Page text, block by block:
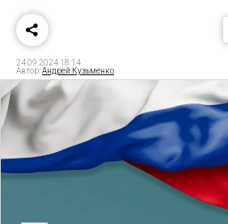
24.09.2024 18:14
Автор:Андрей Кузьменко